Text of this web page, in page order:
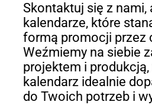
Skontaktuj się z nami,
kalendarze, które
formą promocji przez
Weźmiemy na siebie
projektem i
kalendarz idealnie
do Twoich potrzeb i